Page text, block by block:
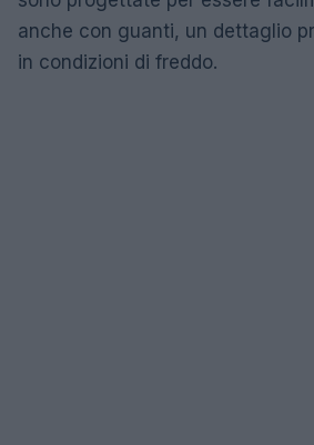
anche con guanti, un dettaglio
in condizioni di freddo.